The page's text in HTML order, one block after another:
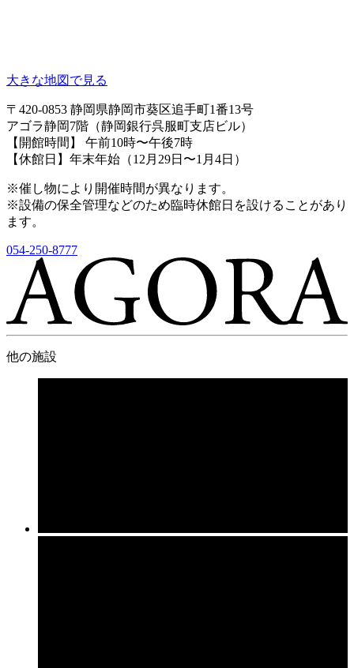
大きな地図で見る
〒420-0853 静岡県静岡市葵区追手町1番13号
アゴラ静岡7階（静岡銀行呉服町支店ビル）
【開館時間】 午前10時〜午後7時
【休館日】年末年始（12月29日〜1月4日）
※催し物により開催時間が異なります。
※設備の保全管理などのため臨時休館日を設けることがあり
ます。
054-250-8777
他の施設